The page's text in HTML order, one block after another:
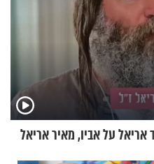
על אביו, מאיר אריאל